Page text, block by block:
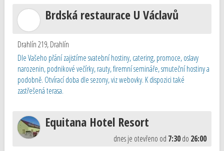
Brdská restaurace U Václavů
Drahlín 219,Drahlín
Dle Vašeho přání zajistíme svatební hostiny, catering, promoce, oslavy
narozenin, podnikové večírky, rauty, firemní semináře, smuteční hostiny a
podobně. Otvírací doba dle sezony, viz webovky. K dispozici také
zastřešená terasa.
Equitana Hotel Resort
dnes je otevřeno od 7:30do 26:00